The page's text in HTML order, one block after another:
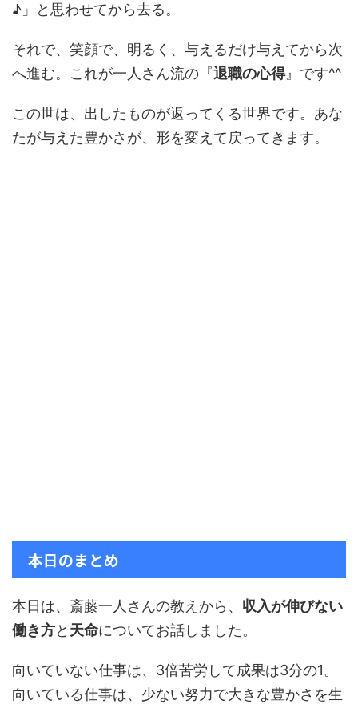
♪」と思わせてから去る。
それで、笑顔で、明るく、与えるだけ与えてから次
へ進む。これが一人さん流の『退職の心得』です^^
この世は、出したものが返ってくる世界です。あな
たが与えた豊かさが、形を変えて戻ってきます。
本日のまとめ
本日は、斎藤一人さんの教えから、 収入が伸びない
働き方と 天命についてお話しました。
向いていない仕事は、3倍苦労して成果は3分の1。
向いている仕事は、少ない努力で大きな豊かさを生